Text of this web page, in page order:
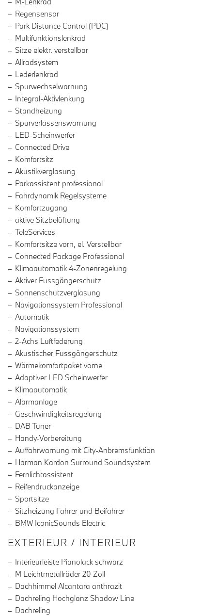
Regensensor
Park Distance Control (PDC)
Multifunktionslenkrad
Sitze elektr. verstellbar
Allradsystem
Lederlenkrad
Spurwechselwarnung
Integral-Aktivlenkung
Standheizung
Spurverlassenswarnung
LED-Scheinwerfer
Connected Drive
Komfortsitz
Akustikverglasung
Parkassistent professional
Fahrdynamik Regelsysteme
Komfortzugang
aktive Sitzbelüftung
TeleServices
Komfortsitze vorn, el. Verstellbar
Connected Package Professional
Klimaautomatik 4-Zonenregelung
Aktiver Fussgängerschutz
Sonnenschutzverglasung
Navigationssystem Professional
Automatik
Navigationssystem
2-Achs Luftfederung
Akustischer Fussgängerschutz
Wärmekomfortpaket vorne
Adaptiver LED Scheinwerfer
Klimaautomatik
Alarmanlage
Geschwindigkeitsregelung
DAB Tuner
Handy-Vorbereitung
Auffahrwarnung mit City-Anbremsfunktion
Harman Kardon Surround Soundsystem
Fernlichtassistent
Reifendruckanzeige
Sportsitze
Sitzheizung Fahrer und Beifahrer
BMW IconicSounds Electric
EXTERIEUR / INTERIEUR
Interieurleiste Pianolack schwarz
M Leichtmetallräder 20 Zoll
Dachhimmel Alcantara anthrazit
Dachreling Hochglanz Shadow Line
Dachreling